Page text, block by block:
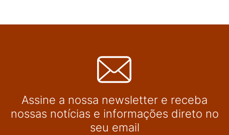
Assine a nossa newsletter e receba
nossas notícias e informações direto no
seu email